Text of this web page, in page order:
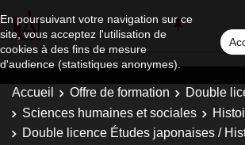
En poursuivant votre navigation sur ce
site, vous acceptez l'utilisation de
cookies à des fins de mesure
d'audience (statistiques anonymes).
Accueil Offre de formation
Double
Sciences humaines et sociales
Double licence Études japonaises /